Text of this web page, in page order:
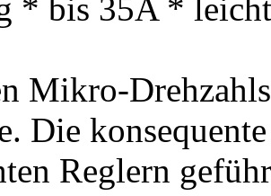
* bis 35A *
Mikro-
Die
Reglern